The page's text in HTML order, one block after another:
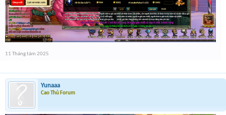
11 Tháng tám 2025
Yunaaa
Cao Thủ Forum